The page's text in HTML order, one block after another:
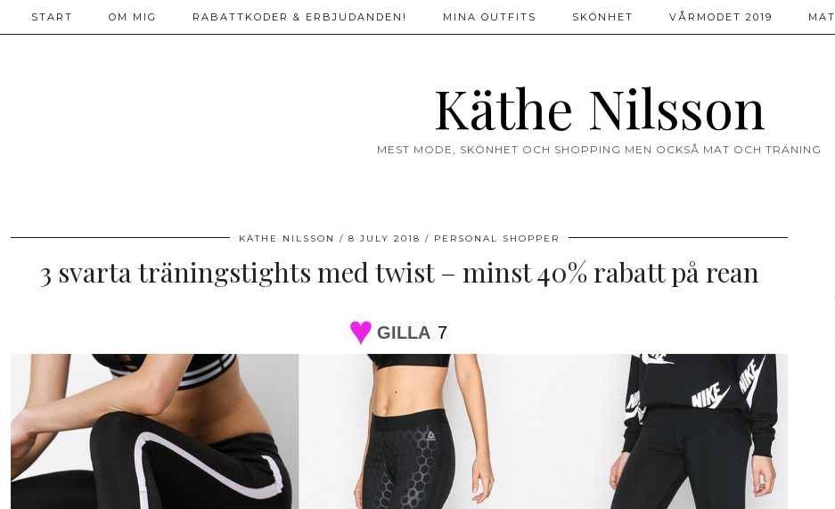
Käthe Nilsson
MEST MODE, SKÖNHET OCH SHOPPING MEN OCKSÅ MAT OCH TRÄNING
START OM MIG RABATTKODER & ERBJUDANDEN! MINA OUTFITS SKÖNHET VÅRMODET 2019 MAT
KÄTHE NILSSON 8 JULY 2018 PERSONAL SHOPPER
3 svarta träningstights med twist – minst 40% rabatt på rean
GILLA 7